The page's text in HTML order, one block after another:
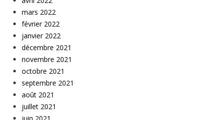
mars 2022
février 2022
janvier 2022
décembre 2021
novembre 2021
octobre 2021
septembre 2021
août 2021
juillet 2021